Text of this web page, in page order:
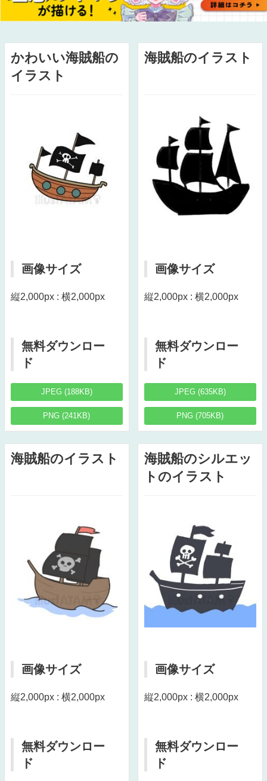
かわいい海賊船の
イラスト
画像サイズ
縦2,000px : 横2,000px
無料ダウンロー
ド
JPEG (188KB)
PNG (241KB)
海賊船のイラスト
画像サイズ
縦2,000px : 横2,000px
無料ダウンロー
ド
JPEG (635KB)
PNG (705KB)
海賊船のイラスト
画像サイズ
縦2,000px : 横2,000px
無料ダウンロー
ド
海賊船のシルエッ
トのイラスト
画像サイズ
縦2,000px : 横2,000px
無料ダウンロー
ド